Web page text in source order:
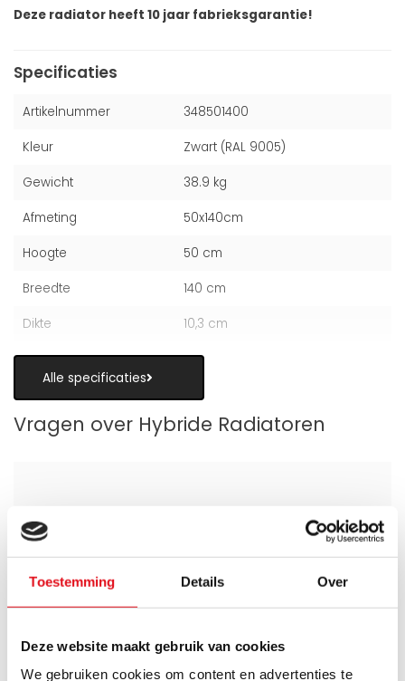
Toestemming Details Over
Deze website maakt gebruik van cookies
We gebruiken cookies om content en advertenties te
Deze radiator heeft 10 jaar fabrieksgarantie!
Specificaties
Artikelnummer 348501400
Kleur Zwart (RAL 9005)
Gewicht 38.9 kg
Afmeting 50x140cm
Hoogte 50 cm
Breedte 140 cm
Dikte 10,3 cm
Alle specificaties
Vragen over Hybride Radiatoren
Is een hybride paneelradiator geschikt
als alternatief voor vloerverwarming?
Wanneer zijn de warmteboosters het
Wat is technisch gezien een hybride